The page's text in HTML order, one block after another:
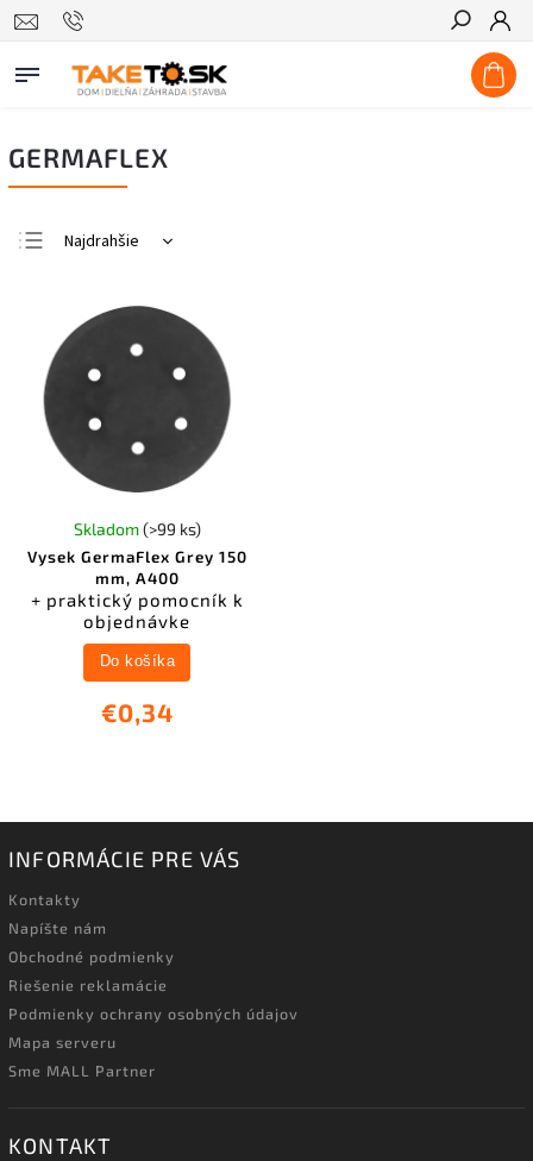
Hľadať
GERMAFLEX
Najdrahšie
Najpredávanejšie
Abecedne
Vysek GermaFlex Grey 150
mm, A400
+ praktický pomocník k
objednávke
Skladom(>99 ks)
€0,34
Do košíka
INFORMÁCIE PRE VÁS
Kontakty
Napíšte nám
Obchodné podmienky
Riešenie reklamácie
Podmienky ochrany osobných údajov
Mapa serveru
Sme MALL Partner
KONTAKT